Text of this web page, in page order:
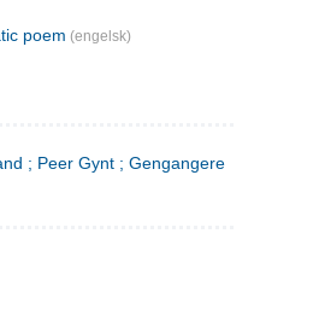
poem (engelsk)
; Peer Gynt ; Gengangere